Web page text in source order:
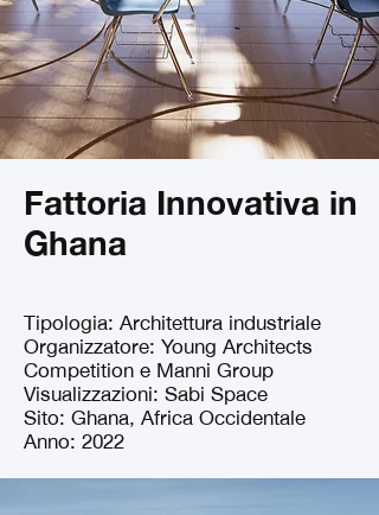
Fattoria Innovativa in
Ghana
Tipologia: Architettura industriale
Organizzatore: Young Architects
Competition e Manni Group
Visualizzazioni: Sabi Space
Sito: Ghana, Africa Occidentale
Anno: 2022